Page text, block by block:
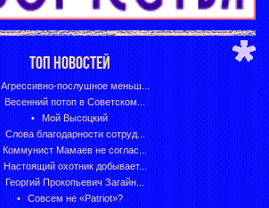
ТОП НОВОСТЕЙ
Агрессивно-послушное меньш...
Весенний потоп в Советском...
Мой Высоцкий
Слова благодарности сотруд...
Коммунист Мамаев не соглас...
Настоящий охотник добывает...
Георгий Прокопьевич Загайн...
Совсем не «Patriot»?